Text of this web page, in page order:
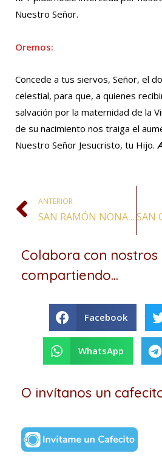
Nuestro Señor.
Oremos:
Concede a tus siervos, Señor, el
celestial, para que, a quienes
salvación por la maternidad de la
de su nacimiento nos traiga el
Nuestro Señor Jesucristo, tu Hijo.
ANTERIOR
SAN RAMÓN NONATO, CONFESOR
Colabora con nostros
compartiendo...
Facebook
WhatsApp
O invítanos un